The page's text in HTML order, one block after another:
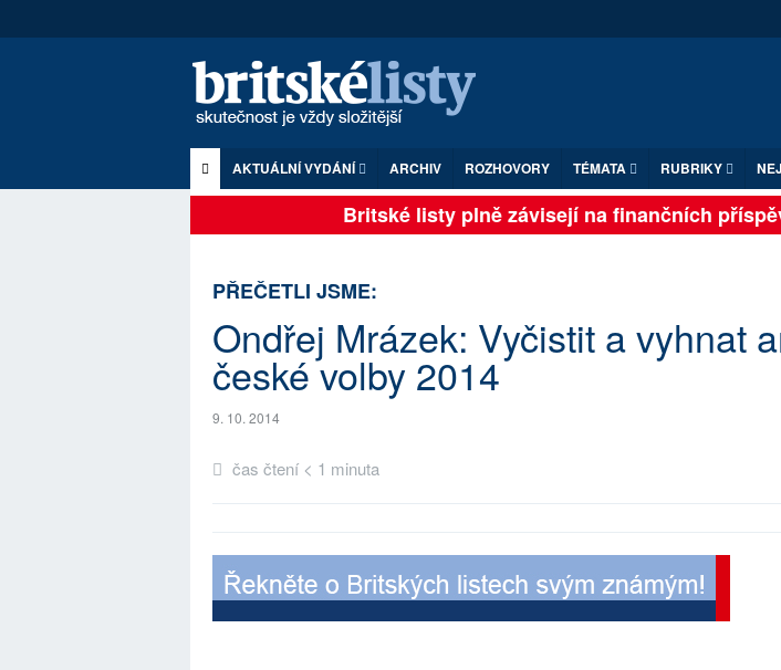
AKTUÁLNÍ VYDÁNÍ ARCHIV ROZHOVORY TÉMATA RUBRIKY
Britské listy plně závisejí na finančních
PŘEČETLI JSME:
Ondřej Mrázek: Vyčistit a vyhnat
české volby 2014
9. 10. 2014
čas čtení < 1 minuta